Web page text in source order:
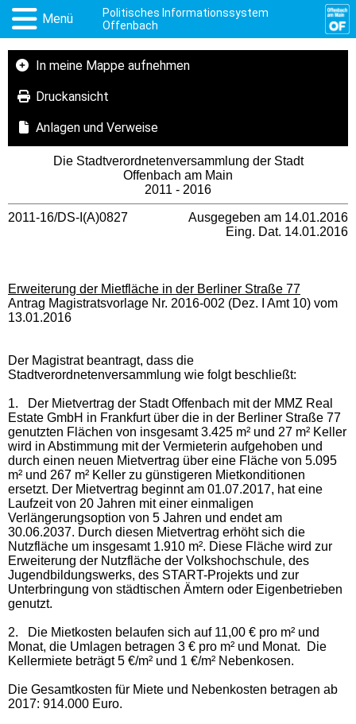
Menü
Politisches Informationssystem
Offenbach
In meine Mappe aufnehmen
Druckansicht
Anlagen und Verweise
Die Stadtverordnetenversammlung der Stadt
Offenbach am Main
2011 - 2016
2011-16/DS-I(A)0827
Ausgegeben am 14.01.2016
Eing. Dat. 14.01.2016
Erweiterung der Mietfläche in der Berliner Straße 77
Antrag Magistratsvorlage Nr. 2016-002 (Dez. I Amt 10) vom
13.01.2016
Der Magistrat beantragt, dass die
Stadtverordnetenversammlung wie folgt beschließt:
1.
Der Mietvertrag der Stadt Offenbach mit der MMZ Real
Estate GmbH in Frankfurt über die in der Berliner Straße 77
genutzten Flächen von insgesamt 3.425 m² und 27 m² Keller
wird in Abstimmung mit der Vermieterin aufgehoben und
durch einen neuen Mietvertrag über eine Fläche von 5.095
m² und 267 m² Keller zu günstigeren Mietkonditionen
ersetzt. Der Mietvertrag beginnt am 01.07.2017, hat eine
Laufzeit von 20 Jahren mit einer einmaligen
Verlängerungsoption von 5 Jahren und endet am
30.06.2037. Durch diesen Mietvertrag erhöht sich die
Nutzfläche um insgesamt 1.910 m². Diese Fläche wird zur
Erweiterung der Nutzfläche der Volkshochschule, des
Jugendbildungswerks, des START-Projekts und zur
Unterbringung von städtischen Ämtern oder Eigenbetrieben
genutzt.
2.
Die Mietkosten belaufen sich auf 11,00 € pro m² und
Monat, die Umlagen betragen 3 € pro m² und Monat. Die
Kellermiete beträgt 5 €/m² und 1 €/m² Nebenkosen.
Die Gesamtkosten für Miete und Nebenkosten betragen ab
2017: 914.000 Euro.